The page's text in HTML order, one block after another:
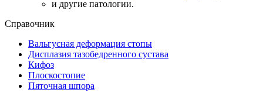
и другие патологии.
Справочник
Вальгусная деформация стопы
Дисплазия тазобедренного сустава
Кифоз
Плоскостопие
Пяточная шпора